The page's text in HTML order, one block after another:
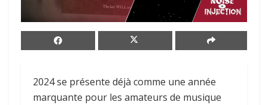
2024 se présente déjà comme une année
marquante pour les amateurs de musique